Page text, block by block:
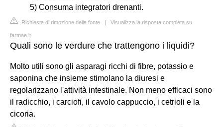
5) Consuma integratori drenanti.
Richiesta di rimozione della fonte | Visualizza la risposta completa su
farmae.it
Quali sono le verdure che trattengono i liquidi?
Molto utili sono gli asparagi ricchi di fibre, potassio e
saponina che insieme stimolano la diuresi e
regolarizzano l'attività intestinale. Non meno efficaci sono
il radicchio, i carciofi, il cavolo cappuccio, i cetrioli e la
cicoria.